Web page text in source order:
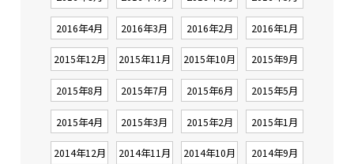
2016年4月 2016年3月 2016年2月 2016年1月
2015年12月 2015年11月 2015年10月 2015年9月
2015年8月 2015年7月 2015年6月 2015年5月
2015年4月 2015年3月 2015年2月 2015年1月
2014年12月 2014年11月 2014年10月 2014年9月